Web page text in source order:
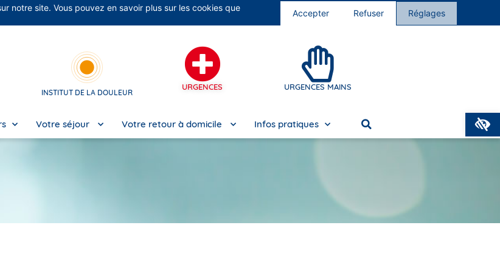
Nos cliniques Nous rejoindre
INSTITUT DE LA DOULEUR
URGENCES URGENCES MAINS
Votre séjour Votre retour à domicile Infos pratiques
notre site. Vous pouvez en savoir plus sur les cookies que
Accepter Refuser Réglages